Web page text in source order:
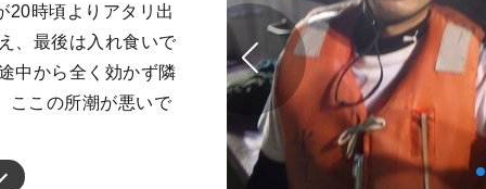
20時頃よりアタリ出
、最後は入れ食いで
中から全く効かず隣
ここの所潮が悪いで